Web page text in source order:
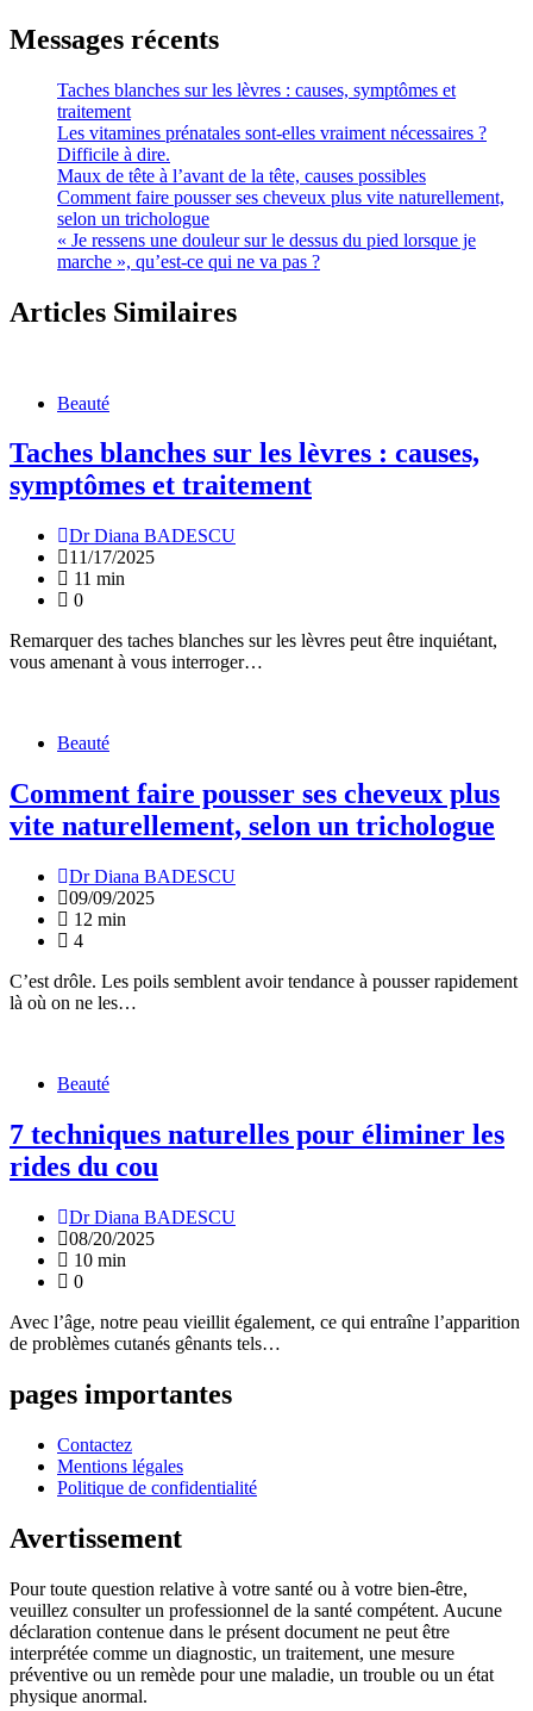
Messages récents
Taches blanches sur les lèvres : causes, symptômes et
traitement
Les vitamines prénatales sont-elles vraiment nécessaires ?
Difficile à dire.
Maux de tête à l’avant de la tête, causes possibles
Comment faire pousser ses cheveux plus vite naturellement,
selon un trichologue
« Je ressens une douleur sur le dessus du pied lorsque je
marche », qu’est-ce qui ne va pas ?
Articles Similaires
Beauté
Taches blanches sur les lèvres : causes,
symptômes et traitement
Dr Diana BADESCU
11/17/2025
11 min
0
Remarquer des taches blanches sur les lèvres peut être inquiétant,
vous amenant à vous interroger…
Beauté
Comment faire pousser ses cheveux plus
vite naturellement, selon un trichologue
Dr Diana BADESCU
09/09/2025
12 min
4
C’est drôle. Les poils semblent avoir tendance à pousser rapidement
là où on ne les…
Beauté
7 techniques naturelles pour éliminer les
rides du cou
Dr Diana BADESCU
08/20/2025
10 min
0
Avec l’âge, notre peau vieillit également, ce qui entraîne l’apparition
de problèmes cutanés gênants tels…
pages importantes
Contactez
Mentions légales
Politique de confidentialité
Avertissement
Pour toute question relative à votre santé ou à votre bien-être,
veuillez consulter un professionnel de la santé compétent. Aucune
déclaration contenue dans le présent document ne peut être
interprétée comme un diagnostic, un traitement, une mesure
préventive ou un remède pour une maladie, un trouble ou un état
physique anormal.